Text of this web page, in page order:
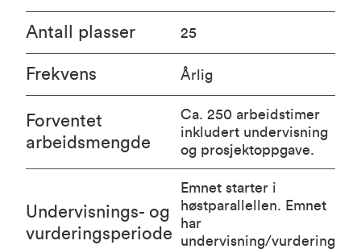
Antall plasser 25
Frekvens Årlig
Forventet
arbeidsmengde
Ca. 250 arbeidstimer
inkludert undervisning
og prosjektoppgave.
Undervisnings- og
vurderingsperiode
Emnet starter i
høstparallellen. Emnet
har
undervisning/vurdering